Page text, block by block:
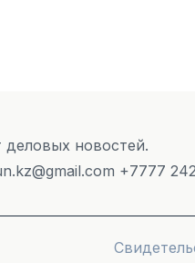
новостей.
+7777